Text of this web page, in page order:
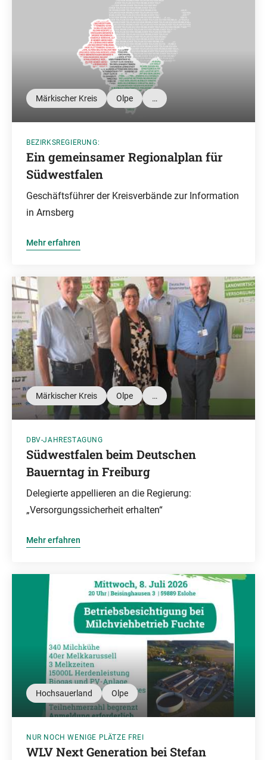
Märkischer Kreis Olpe …
BEZIRKSREGIERUNG:
Ein gemeinsamer Regionalplan für
Südwestfalen
Geschäftsführer der Kreisverbände zur Information
in Arnsberg
Mehr erfahren
Märkischer Kreis Olpe …
DBV-JAHRESTAGUNG
Südwestfalen beim Deutschen
Bauerntag in Freiburg
Delegierte appellieren an die Regierung:
„Versorgungssicherheit erhalten“
Mehr erfahren
Hochsauerland Olpe
NUR NOCH WENIGE PLÄTZE FREI
WLV Next Generation bei Stefan